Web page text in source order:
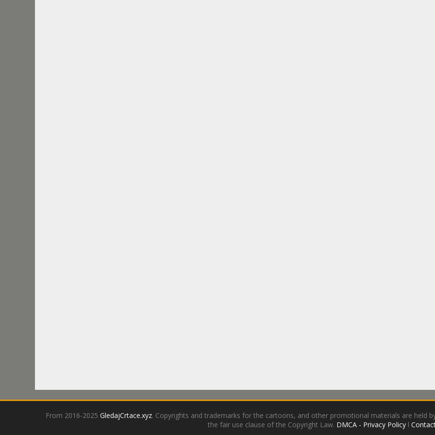
From 2016-2025 GledajCrtace.xyz. Copyrights and trademarks for the cartoons, and other promotional materials are held
the fair use clause of the Copyright Law. DMCA - Privacy Policy l